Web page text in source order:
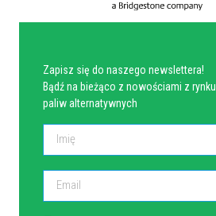
Zapisz się do naszego newslettera!
Bądź na bieżąco z nowościami z rynku
paliw alternatywnych